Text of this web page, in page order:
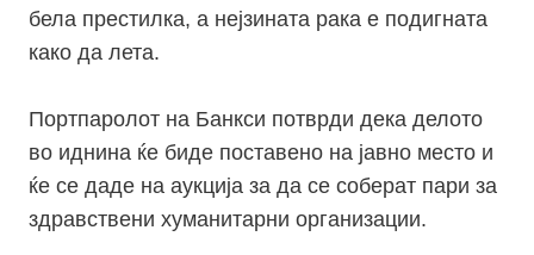
бела престилка, а нејзината рака е подигната
како да лета.
Портпаролот на Банкси потврди дека делото
во иднина ќе биде поставено на јавно место и
ќе се даде на аукција за да се соберат пари за
здравствени хуманитарни организации.